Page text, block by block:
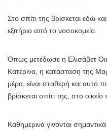
Στο σπίτι της βρίσκεται εδώ
εξιτήριο από το νοσοκομείο.
Όπως μετέδωσε η Ελισάβετ
Κατερίνα, η κατάσταση της
μέρα, είναι σταθερή και αυτό
βρίσκεται σπίτι της, στο οικείο
Καθημερινά γίνονται